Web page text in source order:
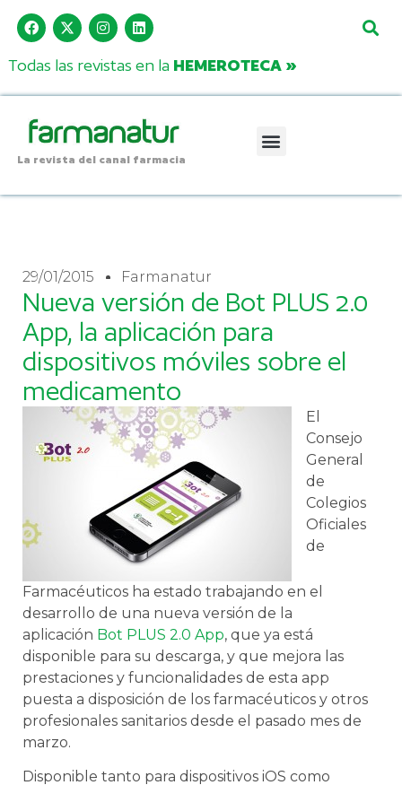
Todas las revistas en la HEMEROTECA »
La revista del canal farmacia
29/01/2015 Farmanatur
Nueva versión de Bot PLUS 2.0
App, la aplicación para
dispositivos móviles sobre el
medicamento
El
Consejo
General
de
Colegios
Oficiales
de
Farmacéuticos ha estado trabajando en el
desarrollo de una nueva versión de la
aplicación Bot PLUS 2.0 App, que ya está
disponible para su descarga, y que mejora las
prestaciones y funcionalidades de esta app
puesta a disposición de los farmacéuticos y otros
profesionales sanitarios desde el pasado mes de
marzo.
Disponible tanto para dispositivos iOS como